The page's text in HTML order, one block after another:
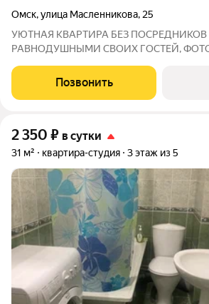
Омск,улица Масленникова, 25
УЮТНАЯ КВАРТИРА БЕЗ ПОСРЕДНИКОВ
РАВНОДУШНЫМИ СВОИХ ГОСТЕЙ, ФОТО
кровать, телевизор ЖК, утюг, гладильная
постельное белье, полотенца. Прекрасный
Позвонить
2 350 ₽ в сутки
31 м² квартира-студия 3 этаж из 5